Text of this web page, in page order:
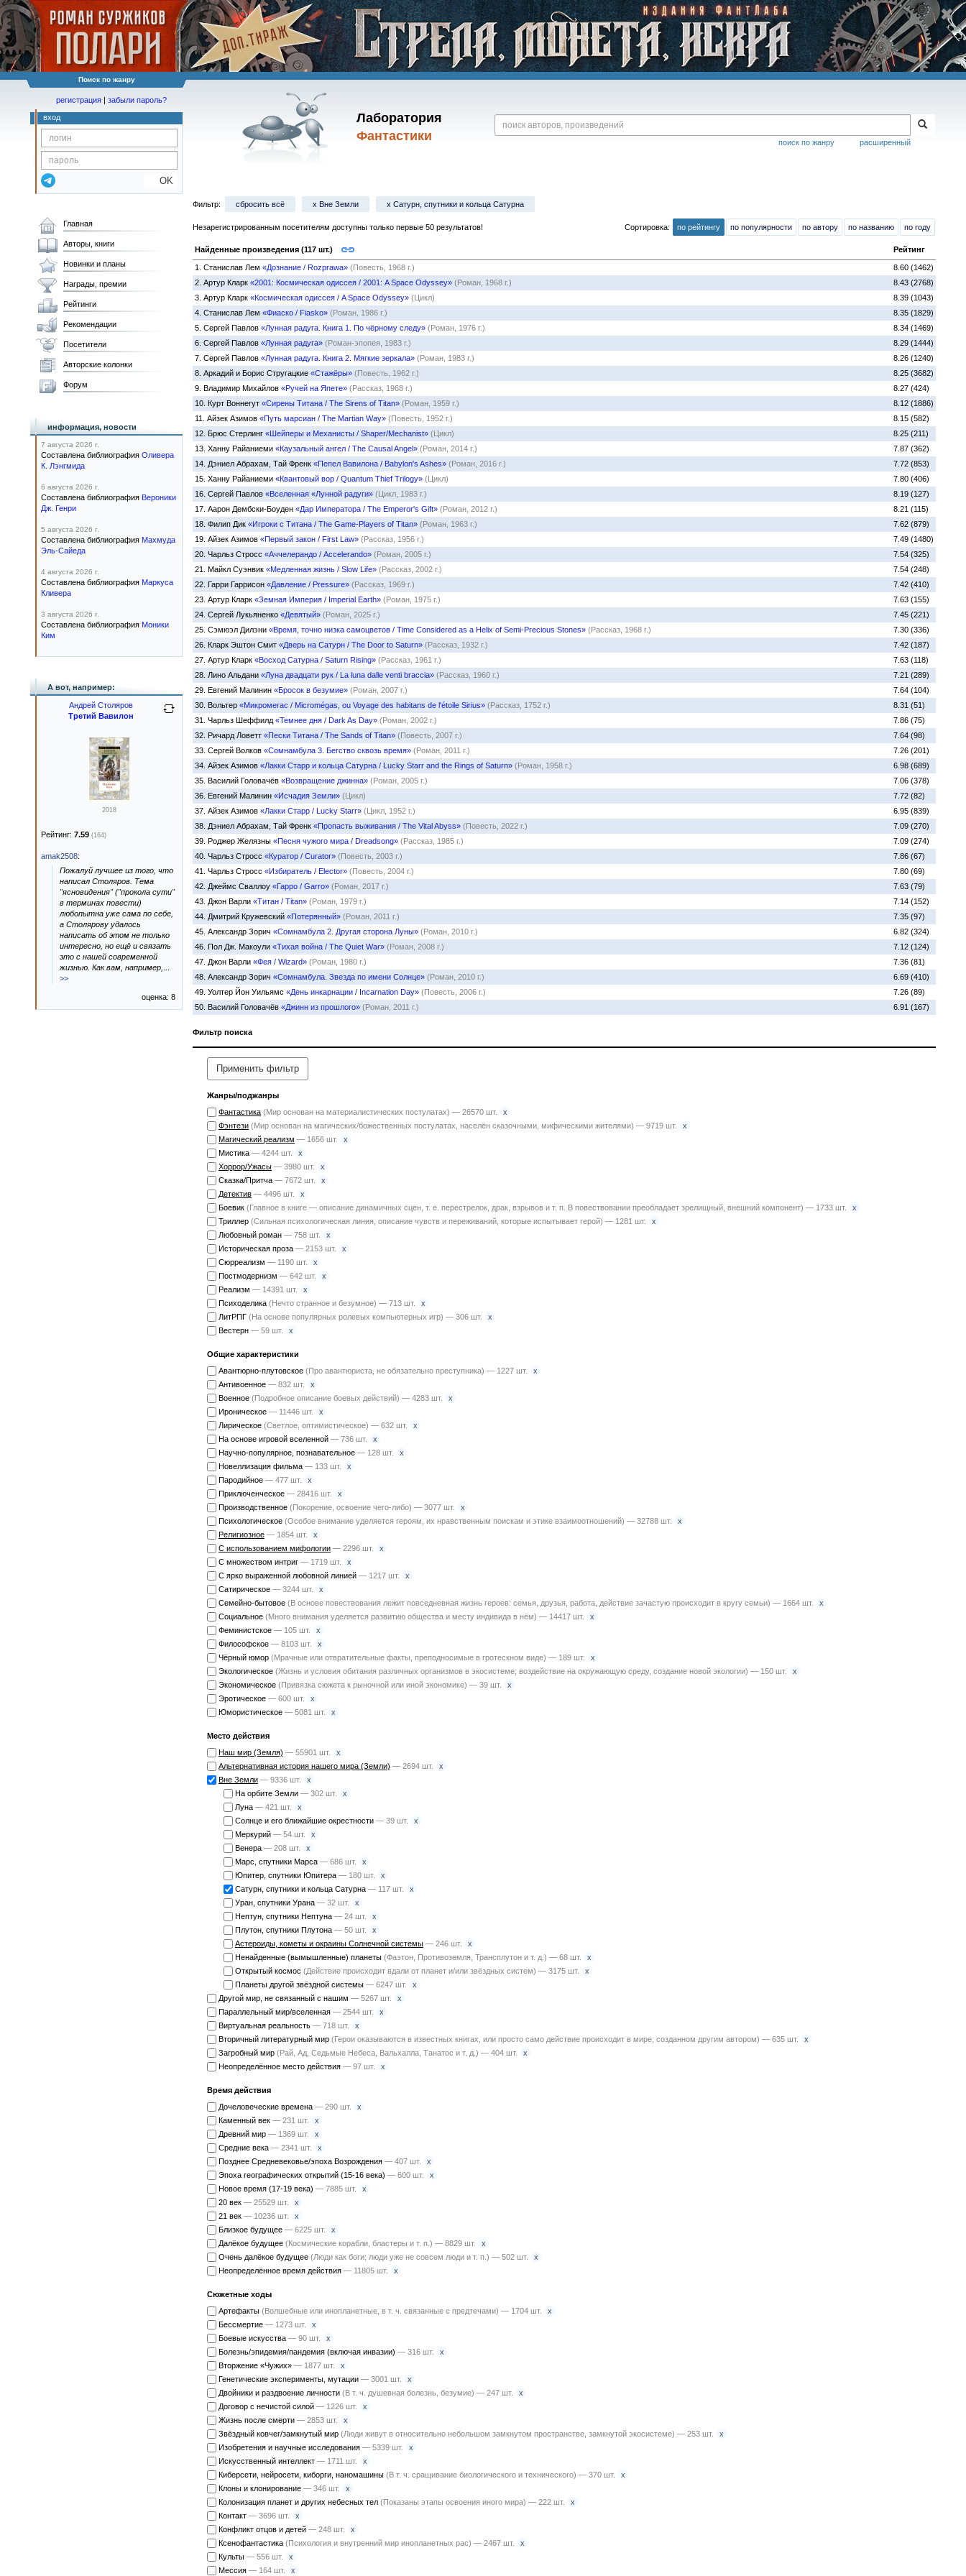
Поиск по жанру
Лаборатория
Фантастики
расширенный
поиск по жанру
регистрация | забыли пароль?
вход
OK
Фильтр: сбросить всё x Вне Земли x Сатурн, спутники и кольца Сатурна
Незарегистрированным посетителям доступны только первые 50 результатов! Сортировка: по рейтингу по популярности по автору по названию по году
Найденные произведения (117 шт.) Рейтинг
1. Станислав Лем «Дознание / Rozprawa» (Повесть, 1968 г.)
8.60 (1462)
2. Артур Кларк «2001: Космическая одиссея / 2001: A Space Odyssey» (Роман, 1968 г.)
8.43 (2768)
3. Артур Кларк «Космическая одиссея / A Space Odyssey» (Цикл)
8.39 (1043)
4. Станислав Лем «Фиаско / Fiasko» (Роман, 1986 г.)
8.35 (1829)
5. Сергей Павлов «Лунная радуга. Книга 1. По чёрному следу» (Роман, 1976 г.)
8.34 (1469)
6. Сергей Павлов «Лунная радуга» (Роман-эпопея, 1983 г.)
8.29 (1444)
7. Сергей Павлов «Лунная радуга. Книга 2. Мягкие зеркала» (Роман, 1983 г.)
8.26 (1240)
8. Аркадий и Борис Стругацкие «Стажёры» (Повесть, 1962 г.)
8.25 (3682)
9. Владимир Михайлов «Ручей на Япете» (Рассказ, 1968 г.)
8.27 (424)
10. Курт Воннегут «Сирены Титана / The Sirens of Titan» (Роман, 1959 г.)
8.12 (1886)
11. Айзек Азимов «Путь марсиан / The Martian Way» (Повесть, 1952 г.)
8.15 (582)
12. Брюс Стерлинг «Шейперы и Механисты / Shaper/Mechanist» (Цикл)
8.25 (211)
13. Ханну Райаниеми «Каузальный ангел / The Causal Angel» (Роман, 2014 г.)
7.87 (362)
14. Дэниел Абрахам, Тай Френк «Пепел Вавилона / Babylon's Ashes» (Роман, 2016 г.)
7.72 (853)
15. Ханну Райаниеми «Квантовый вор / Quantum Thief Trilogy» (Цикл)
7.80 (406)
16. Сергей Павлов «Вселенная «Лунной радуги» (Цикл, 1983 г.)
8.19 (127)
17. Аарон Дембски-Боуден «Дар Императора / The Emperor's Gift» (Роман, 2012 г.)
8.21 (115)
18. Филип Дик «Игроки с Титана / The Game-Players of Titan» (Роман, 1963 г.)
7.62 (879)
19. Айзек Азимов «Первый закон / First Law» (Рассказ, 1956 г.)
7.49 (1480)
20. Чарльз Стросс «Аччелерандо / Accelerando» (Роман, 2005 г.)
7.54 (325)
21. Майкл Суэнвик «Медленная жизнь / Slow Life» (Рассказ, 2002 г.)
7.54 (248)
22. Гарри Гаррисон «Давление / Pressure» (Рассказ, 1969 г.)
7.42 (410)
23. Артур Кларк «Земная Империя / Imperial Earth» (Роман, 1975 г.)
7.63 (155)
24. Сергей Лукьяненко «Девятый» (Роман, 2025 г.)
7.45 (221)
25. Сэмюэл Дилэни «Время, точно низка самоцветов / Time Considered as a Helix of Semi-Precious Stones» (Рассказ, 1968 г.)
7.30 (336)
26. Кларк Эштон Смит «Дверь на Сатурн / The Door to Saturn» (Рассказ, 1932 г.)
7.42 (187)
27. Артур Кларк «Восход Сатурна / Saturn Rising» (Рассказ, 1961 г.)
7.63 (118)
28. Лино Альдани «Луна двадцати рук / La luna dalle venti braccia» (Рассказ, 1960 г.)
7.21 (289)
29. Евгений Малинин «Бросок в безумие» (Роман, 2007 г.)
7.64 (104)
30. Вольтер «Микромегас / Micromégas, ou Voyage des habitans de l'étoile Sirius» (Рассказ, 1752 г.)
8.31 (51)
31. Чарльз Шеффилд «Темнее дня / Dark As Day» (Роман, 2002 г.)
7.86 (75)
32. Ричард Ловетт «Пески Титана / The Sands of Titan» (Повесть, 2007 г.)
7.64 (98)
33. Сергей Волков «Сомнамбула 3. Бегство сквозь время» (Роман, 2011 г.)
7.26 (201)
34. Айзек Азимов «Лакки Старр и кольца Сатурна / Lucky Starr and the Rings of Saturn» (Роман, 1958 г.)
6.98 (689)
35. Василий Головачёв «Возвращение джинна» (Роман, 2005 г.)
7.06 (378)
36. Евгений Малинин «Исчадия Земли» (Цикл)
7.72 (82)
37. Айзек Азимов «Лакки Старр / Lucky Starr» (Цикл, 1952 г.)
6.95 (839)
38. Дэниел Абрахам, Тай Френк «Пропасть выживания / The Vital Abyss» (Повесть, 2022 г.)
7.09 (270)
39. Роджер Желязны «Песня чужого мира / Dreadsong» (Рассказ, 1985 г.)
7.09 (274)
40. Чарльз Стросс «Куратор / Curator» (Повесть, 2003 г.)
7.86 (67)
41. Чарльз Стросс «Избиратель / Elector» (Повесть, 2004 г.)
7.80 (69)
42. Джеймс Сваллоу «Гарро / Garro» (Роман, 2017 г.)
7.63 (79)
43. Джон Варли «Титан / Titan» (Роман, 1979 г.)
7.14 (152)
44. Дмитрий Кружевский «Потерянный» (Роман, 2011 г.)
7.35 (97)
45. Александр Зорич «Сомнамбула 2. Другая сторона Луны» (Роман, 2010 г.)
6.82 (324)
46. Пол Дж. Макоули «Тихая война / The Quiet War» (Роман, 2008 г.)
7.12 (124)
47. Джон Варли «Фея / Wizard» (Роман, 1980 г.)
7.36 (81)
48. Александр Зорич «Сомнамбула. Звезда по имени Солнце» (Роман, 2010 г.)
6.69 (410)
49. Уолтер Йон Уильямс «День инкарнации / Incarnation Day» (Повесть, 2006 г.)
7.26 (89)
50. Василий Головачёв «Джинн из прошлого» (Роман, 2011 г.) 6.91 (167)
Фильтр поиска
Применить фильтр
Жанры/поджанры
Фантастика (Мир основан на материалистических постулатах) — 26570 шт.
x
Фэнтези (Мир основан на магических/божественных постулатах, населён сказочными, мифическими жителями) — 9719 шт.
x
Магический реализм — 1656 шт.
x
Мистика — 4244 шт.
x
Хоррор/Ужасы — 3980 шт.
x
Сказка/Притча — 7672 шт.
x
Детектив — 4496 шт.
x
Боевик (Главное в книге — описание динамичных сцен, т. е. перестрелок, драк, взрывов и т. п. В повествовании преобладает зрелищный, внешний компонент) — 1733 шт.
x
Триллер (Сильная психологическая линия, описание чувств и переживаний, которые испытывает герой) — 1281 шт.
x
Любовный роман — 758 шт.
x
Историческая проза — 2153 шт.
x
Сюрреализм — 1190 шт.
x
Постмодернизм — 642 шт.
x
Реализм — 14391 шт.
x
Психоделика (Нечто странное и безумное) — 713 шт.
x
ЛитРПГ (На основе популярных ролевых компьютерных игр) — 306 шт.
x
Вестерн — 59 шт. x
Общие характеристики
Авантюрно-плутовское (Про авантюриста, не обязательно преступника) — 1227 шт.
x
Антивоенное — 832 шт.
x
Военное (Подробное описание боевых действий) — 4283 шт.
x
Ироническое — 11446 шт.
x
Лирическое (Светлое, оптимистическое) — 632 шт.
x
На основе игровой вселенной — 736 шт.
x
Научно-популярное, познавательное — 128 шт.
x
Новеллизация фильма — 133 шт.
x
Пародийное — 477 шт.
x
Приключенческое — 28416 шт.
x
Производственное (Покорение, освоение чего-либо) — 3077 шт.
x
Психологическое (Особое внимание уделяется героям, их нравственным поискам и этике взаимоотношений) — 32788 шт.
x
Религиозное — 1854 шт.
x
С использованием мифологии — 2296 шт.
x
С множеством интриг — 1719 шт.
x
С ярко выраженной любовной линией — 1217 шт.
x
Сатирическое — 3244 шт.
x
Семейно-бытовое (В основе повествования лежит повседневная жизнь героев: семья, друзья, работа, действие зачастую происходит в кругу семьи) — 1664 шт.
x
Социальное (Много внимания уделяется развитию общества и месту индивида в нём) — 14417 шт.
x
Феминистское — 105 шт.
x
Философское — 8103 шт.
x
Чёрный юмор (Мрачные или отвратительные факты, преподносимые в гротескном виде) — 189 шт.
x
Экологическое (Жизнь и условия обитания различных организмов в экосистеме; воздействие на окружающую среду, создание новой экологии) — 150 шт.
x
Экономическое (Привязка сюжета к рыночной или иной экономике) — 39 шт.
x
Эротическое — 600 шт.
x
Юмористическое — 5081 шт. x
Место действия
Наш мир (Земля) — 55901 шт.
x
Альтернативная история нашего мира (Земли) — 2694 шт.
x
Вне Земли — 9336 шт.
x
На орбите Земли — 302 шт.
x
Луна — 421 шт.
x
Солнце и его ближайшие окрестности — 39 шт.
x
Меркурий — 54 шт.
x
Венера — 208 шт.
x
Марс, спутники Марса — 686 шт.
x
Юпитер, спутники Юпитера — 180 шт.
x
Сатурн, спутники и кольца Сатурна — 117 шт.
x
Уран, спутники Урана — 32 шт.
x
Нептун, спутники Нептуна — 24 шт.
x
Плутон, спутники Плутона — 50 шт.
x
Астероиды, кометы и окраины Солнечной системы — 246 шт.
x
Ненайденные (вымышленные) планеты (Фаэтон, Противоземля, Трансплутон и т. д.) — 68 шт.
x
Открытый космос (Действие происходит вдали от планет и/или звёздных систем) — 3175 шт.
x
Планеты другой звёздной системы — 6247 шт.
x
Другой мир, не связанный с нашим — 5267 шт.
x
Параллельный мир/вселенная — 2544 шт.
x
Виртуальная реальность — 718 шт.
x
Вторичный литературный мир (Герои оказываются в известных книгах, или просто само действие происходит в мире, созданном другим автором) — 635 шт.
x
Загробный мир (Рай, Ад, Седьмые Небеса, Вальхалла, Танатос и т. д.) — 404 шт.
x
Неопределённое место действия — 97 шт. x
Время действия
Дочеловеческие времена — 290 шт.
x
Каменный век — 231 шт.
x
Древний мир — 1369 шт.
x
Средние века — 2341 шт.
x
Позднее Средневековье/эпоха Возрождения — 407 шт.
x
Эпоха географических открытий (15-16 века) — 600 шт.
x
Новое время (17-19 века) — 7885 шт.
x
20 век — 25529 шт.
x
21 век — 10236 шт.
x
Близкое будущее — 6225 шт.
x
Далёкое будущее (Космические корабли, бластеры и т. п.) — 8829 шт.
x
Очень далёкое будущее (Люди как боги; люди уже не совсем люди и т. п.) — 502 шт.
x
Неопределённое время действия — 11805 шт. x
Сюжетные ходы
Артефакты (Волшебные или инопланетные, в т. ч. связанные с предтечами) — 1704 шт.
x
Бессмертие — 1273 шт.
x
Боевые искусства — 90 шт.
x
Болезнь/эпидемия/пандемия (включая инвазии) — 316 шт.
x
Вторжение «Чужих» — 1877 шт.
x
Генетические эксперименты, мутации — 3001 шт.
x
Двойники и раздвоение личности (В т. ч. душевная болезнь, безумие) — 247 шт.
x
Договор с нечистой силой — 1226 шт.
x
Жизнь после смерти — 2853 шт.
x
Звёздный ковчег/замкнутый мир (Люди живут в относительно небольшом замкнутом пространстве, замкнутой экосистеме) — 253 шт.
x
Изобретения и научные исследования — 5339 шт.
x
Искусственный интеллект — 1711 шт.
x
Киберсети, нейросети, киборги, наномашины (В т. ч. сращивание биологического и технического) — 370 шт.
x
Клоны и клонирование — 346 шт.
x
Колонизация планет и других небесных тел (Показаны этапы освоения иного мира) — 222 шт.
x
Контакт — 3696 шт.
x
Конфликт отцов и детей — 248 шт.
x
Ксенофантастика (Психология и внутренний мир инопланетных рас) — 2467 шт.
x
Культы — 556 шт.
x
Мессия — 164 шт. x
Главная
Авторы, книги
Новинки и планы
Награды, премии
Рейтинги
Рекомендации
Посетители
Авторские колонки
Форум
информация, новости
7 августа 2026 г.
Составлена библиография Оливера
К. Лэнгмида
6 августа 2026 г.
Составлена библиография Вероники
Дж. Генри
5 августа 2026 г.
Составлена библиография Махмуда
Эль-Сайеда
4 августа 2026 г.
Составлена библиография Маркуса
Кливера
3 августа 2026 г.
Составлена библиография Моники
Ким
А вот, например:
Андрей Столяров
Третий Вавилон
2018
Рейтинг: 7.59 (164)
amak2508:
Пожалуй лучшее из того, что
написал Столяров. Тема
"ясновидения" ("прокола сути"
в терминах повести)
любопытна уже сама по себе,
а Столярову удалось
написать об этом не только
интересно, но ещё и связать
это с нашей современной
жизнью. Как вам, например,
>>
оценка: 8